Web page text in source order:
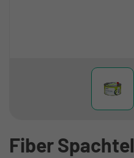
Fiber Spachtel